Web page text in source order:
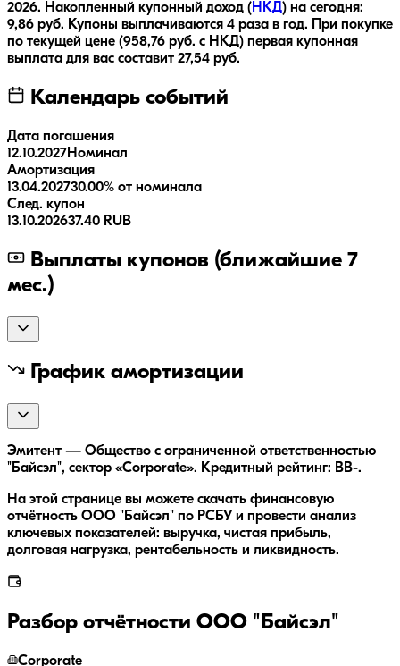
2026. Накопленный купонный доход ( НКД) на сегодня:
9,86 руб. Купоны выплачиваются 4 раза в год.
При покупке
по текущей цене (958,76 руб. с НКД) первая купонная
выплата для вас составит 27,54 руб.
Календарь событий
Дата погашения
12.10.2027Номинал
Амортизация
13.04.202730.00% от номинала
След. купон
13.10.202637.40 RUB
Выплаты купонов (ближайшие 7
мес.)
График амортизации
Эмитент — Общество с ограниченной ответственностью
"Байсэл", сектор «Corporate». Кредитный рейтинг: BB-.
На этой странице вы можете скачать финансовую
отчётность ООО "Байсэл" по РСБУ и провести анализ
ключевых показателей: выручка, чистая прибыль,
долговая нагрузка, рентабельность и ликвидность.
Разбор отчётности ООО "Байсэл"
Corporate